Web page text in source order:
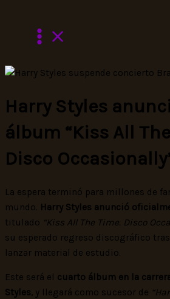
contenido
Harry Styles
álbum “Kiss All
Disco
La espera terminó para millones de
mundo. Harry Styles anunció
titulado “Kiss All The Time. Disco
su esperado regreso discográfico
lanzar material de estudio.
Este será el cuarto álbum en la
Styles, y llegará como sucesor de